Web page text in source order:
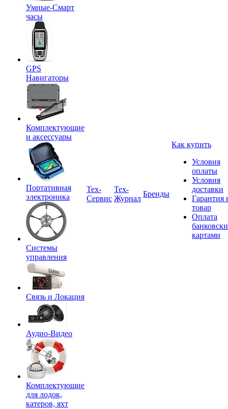
Умные-Смарт
часы
GPS
Навигаторы
Комплектующие
и аксессуары
Портативная
электроника
Системы
управления
Связь и Локация
Аудио-Видео
Комплектующие
для лодок,
катеров, яхт
Tex-
Сервис
Тех-
Журнал
Бренды
Как купить
Условия
оплаты
Условия
доставки
Гарантия
товар
Оплата
картами